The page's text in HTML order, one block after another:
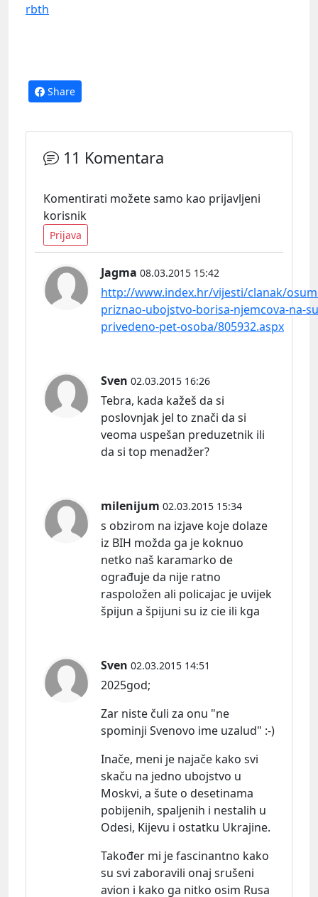
rbth
Share
11 Komentara
Komentirati možete samo kao prijavljeni
korisnik
Prijava
Jagma 08.03.2015 15:42
http://www.index.hr/vijesti/clanak/
priznao-ubojstvo-borisa-njemcova-na-
privedeno-pet-osoba/805932.aspx
Sven 02.03.2015 16:26
Tebra, kada kažeš da si
poslovnjak jel to znači da si
veoma uspešan preduzetnik ili
da si top menadžer?
milenijum 02.03.2015 15:34
s obzirom na izjave koje dolaze
iz BIH možda ga je koknuo
netko naš karamarko de
ograđuje da nije ratno
raspoložen ali policajac je uvijek
špijun a špijuni su iz cie ili kga
Sven 02.03.2015 14:51
2025god;
Zar niste čuli za onu "ne
spominji Svenovo ime uzalud" :-)
Inače, meni je najače kako svi
skaču na jedno ubojstvo u
Moskvi, a šute o desetinama
pobijenih, spaljenih i nestalih u
Odesi, Kijevu i ostatku Ukrajine.
Također mi je fascinantno kako
su svi zaboravili onaj srušeni
avion i kako ga nitko osim Rusa